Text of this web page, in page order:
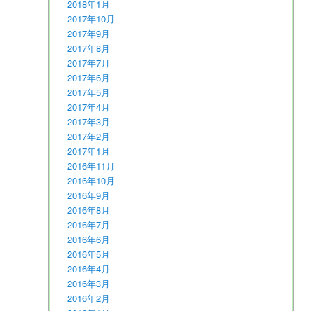
2018年1月
2017年10月
2017年9月
2017年8月
2017年7月
2017年6月
2017年5月
2017年4月
2017年3月
2017年2月
2017年1月
2016年11月
2016年10月
2016年9月
2016年8月
2016年7月
2016年6月
2016年5月
2016年4月
2016年3月
2016年2月